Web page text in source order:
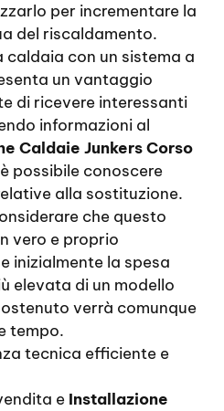
per incrementare la
del riscaldamento.
caldaia con un sistema a
un vantaggio
di ricevere interessanti
informazioni al
Caldaie Junkers Corso
è possibile conoscere
alla sostituzione.
che questo
vero e proprio
inizialmente la spesa
elevata di un modello
verrà comunque
tempo.
tecnica efficiente e
e Installazione